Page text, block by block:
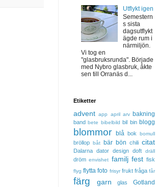
Utflykt igen
Semestern
s sista
dagsutflykt
ägde rum i
närmiljön.
Vi tog en
"glasbruksrunda". Började
med Nybro glasbruk, åkte
sen till Orranäs d...
Etiketter
advent app april arv bakning
band bete bibelbild bil bin blogg
blommor blå bok bomull
bröllop båt bär bön chili citat
Dalarna dator design doft dräll
dröm envishet familj fest fisk
flyg flytta foto frisyr frukt fråga får
färg garn glas
Gotland